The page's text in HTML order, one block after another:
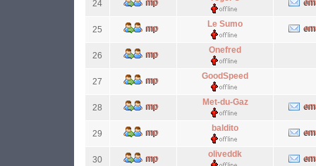
24
25
Le Sumo
26
Onefred
27
GoodSpeed
28
Met-du-Gaz
29
baldito
30
oliveddk